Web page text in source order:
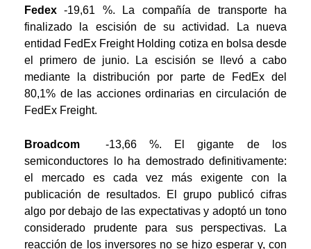
Fedex-19,61 %. La compañía de transporte ha
finalizado la escisión de su actividad. La nueva
entidad FedEx Freight Holding cotiza en bolsa desde
el primero de junio. La escisión se llevó a cabo
mediante la distribución por parte de FedEx del
80,1% de las acciones ordinarias en circulación de
FedEx Freight.
Broadcom -13,66 %. El gigante de los
semiconductores lo ha demostrado definitivamente:
el mercado es cada vez más exigente con la
publicación de resultados. El grupo publicó cifras
algo por debajo de las expectativas y adoptó un tono
considerado prudente para sus perspectivas. La
reacción de los inversores no se hizo esperar y, con